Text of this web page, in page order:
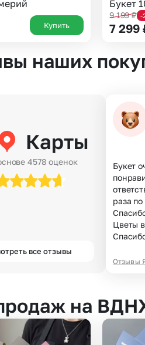
Купить
Букет
9 199₽ -
7 299
наших
Карты
4578 оценок
все отзывы
Букет
раза
Цветы
Отзывы
на